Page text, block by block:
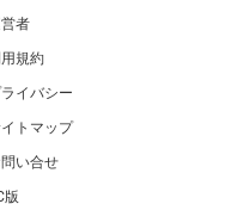
者
規約
イバシー
トマップ
い合せ
版